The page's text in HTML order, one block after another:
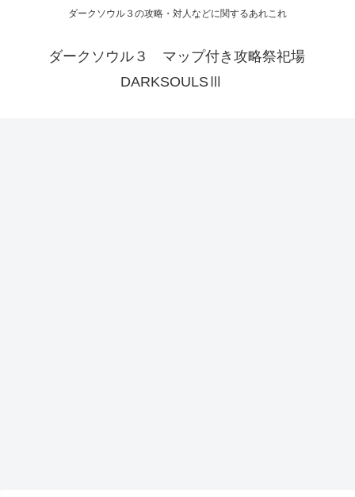
ダークソウル３の攻略・対人などに関するあれこれ
ダークソウル３ マップ付き攻略祭祀場
DARKSOULSⅢ